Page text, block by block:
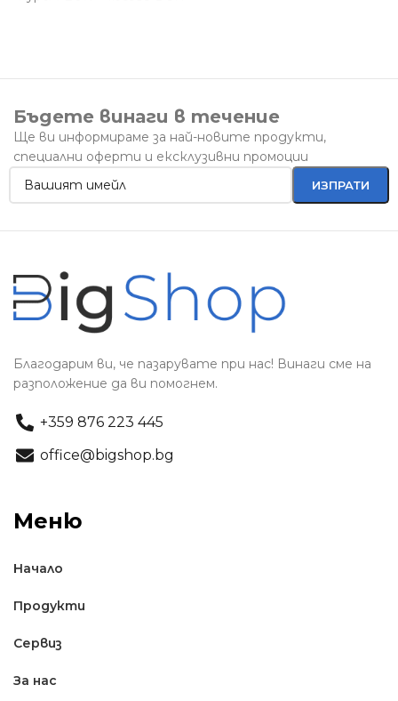
Бъдете винаги в течение
Ще ви информираме за най-новите продукти,
специални оферти и ексклузивни промоции
Благодарим ви, че пазарувате при нас! Винаги сме на
разположение да ви помогнем.
+359 876 223 445
office@bigshop.bg
Меню
Начало
Продукти
Сервиз
За нас